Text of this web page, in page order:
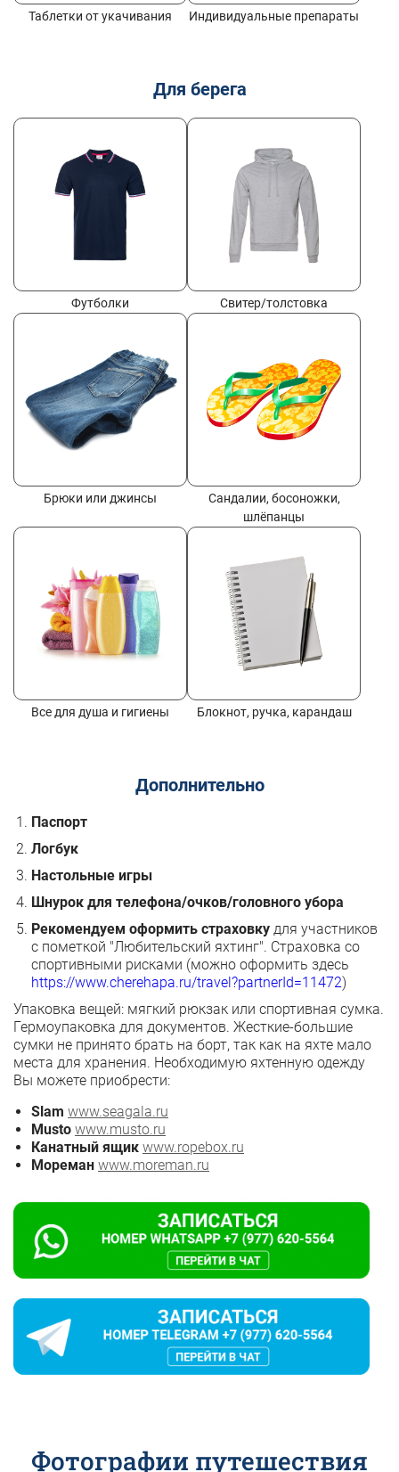
Таблетки от укачивания Индивидуальные препараты
Для берега
Футболки Свитер/толстовка
Брюки или джинсы
Сандалии, босоножки,
шлёпанцы
Все для душа и гигиены Блокнот, ручка, карандаш
Дополнительно
Паспорт
Логбук
Настольные игры
Шнурок для телефона/очков/головного убора
Рекомендуем оформить страховку для участников
с пометкой "Любительский яхтинг". Страховка со
спортивными рисками (можно оформить здесь
https://www.cherehapa.ru/travel?partnerId=11472)
Упаковка вещей: мягкий рюкзак или спортивная сумка.
Гермоупаковка для документов. Жесткие-большие
сумки не принято брать на борт, так как на яхте мало
места для хранения. Необходимую яхтенную одежду
Вы можете приобрести:
Slam www.seagala.ru
Musto www.musto.ru
Канатный ящик www.ropebox.ru
Мореман www.moreman.ru
Фотографии путешествия